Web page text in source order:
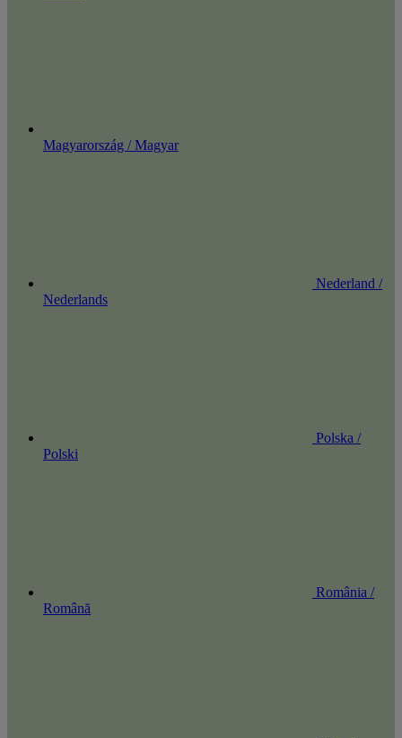
Magyarország / Magyar
Nederland /
Nederlands
Polska /
Polski
România /
Română